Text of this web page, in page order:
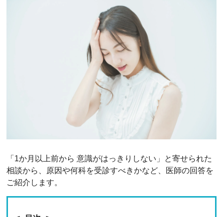
「1か月以上前から 意識がはっきりしない」と寄せられた
相談から、原因や何科を受診すべきかなど、医師の回答を
ご紹介します。